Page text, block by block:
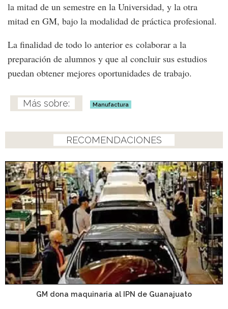
la mitad de un semestre en la Universidad, y la otra
mitad en GM, bajo la modalidad de práctica profesional.
La finalidad de todo lo anterior es colaborar a la
preparación de alumnos y que al concluir sus estudios
puedan obtener mejores oportunidades de trabajo.
Manufactura
RECOMENDACIONES
GM dona maquinaria al IPN de Guanajuato